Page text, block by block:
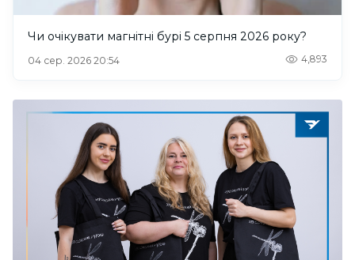
Чи очікувати магнітні бурі 5 серпня 2026 року?
04 сер. 2026 20:54 4,893